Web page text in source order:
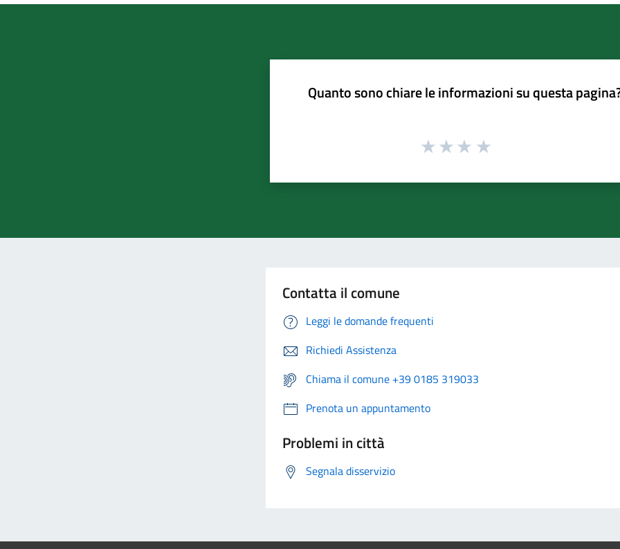
Quanto sono chiare le informazioni su questa
Contatta il comune
Leggi le domande frequenti
Richiedi Assistenza
Chiama il comune +39 0185 319033
Prenota un appuntamento
Problemi in città
Segnala disservizio